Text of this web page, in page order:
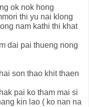
ok nok hong
thi yu nai klong
nam kathi thi khat
dai pai thueng nong
son thao khit thaen
pai ko tham mai si
kin lao ( ko nan na